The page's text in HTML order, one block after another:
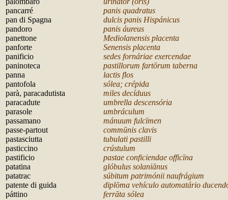
pancarré
panis quadratus
pan di Spagna
dulcis panis Hispánicus
pandoro
panis áureus
panettone
Mediolanensis placenta
panforte
Senensis placenta
panificio
sedes fornáriae exercendae
paninoteca
pastillorum fartōrum taberna
panna
lactis flos
pantofola
sólea; crépida
parà, paracadutista
miles decíduus
paracadute
umbrella descensória
parasole
umbráculum
passamano
mánuum fulcīmen
passe-partout
commūnis clavis
pastasciutta
tubulati pastilli
pasticcino
crústulum
pastificio
pastae conficiendae officīna
patatina
glóbulus solaniānus
patatrac
súbitum patrimónii naufrágium
patente di guida
diplōma vehículo automatário
páttino
ferrāta sólea